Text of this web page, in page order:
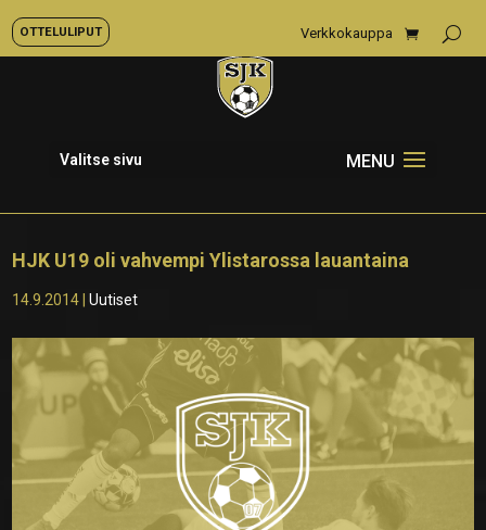
OTTELULIPUT Verkkokauppa
Valitse sivu
HJK U19 oli vahvempi Ylistarossa lauantaina
14.9.2014 |Uutiset